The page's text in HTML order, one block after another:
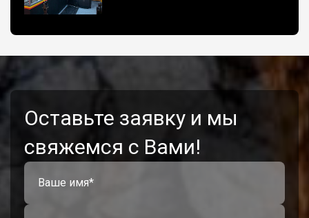
Оставьте заявку и мы
свяжемся с Вами!